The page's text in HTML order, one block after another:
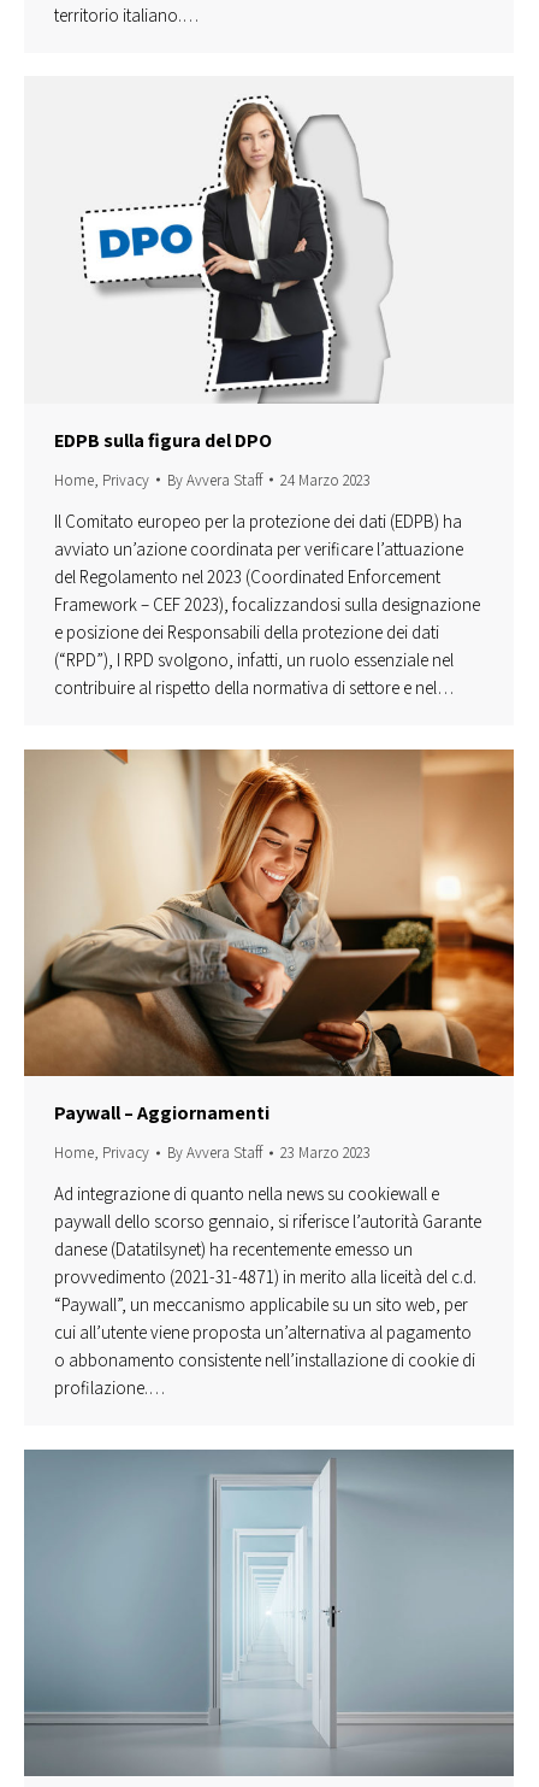
territorio italiano.…
EDPB sulla figura del DPO
Home, Privacy ByAvvera Staff 24 Marzo 2023
Il Comitato europeo per la protezione dei dati (EDPB) ha
avviato un’azione coordinata per verificare l’attuazione
del Regolamento nel 2023 (Coordinated Enforcement
Framework – CEF 2023), focalizzandosi sulla designazione
e posizione dei Responsabili della protezione dei dati
(“RPD”), I RPD svolgono, infatti, un ruolo essenziale nel
contribuire al rispetto della normativa di settore e nel…
Paywall – Aggiornamenti
Home, Privacy ByAvvera Staff 23 Marzo 2023
Ad integrazione di quanto nella news su cookiewall e
paywall dello scorso gennaio, si riferisce l’autorità Garante
danese (Datatilsynet) ha recentemente emesso un
provvedimento (2021-31-4871) in merito alla liceità del c.d.
“Paywall”, un meccanismo applicabile su un sito web, per
cui all’utente viene proposta un’alternativa al pagamento
o abbonamento consistente nell’installazione di cookie di
profilazione.…